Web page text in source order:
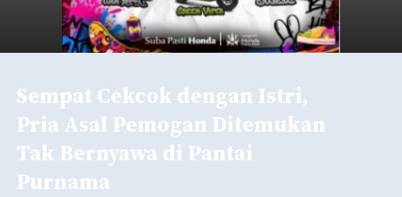
Sempat Cekcok dengan Istri,
Pria Asal Pemogan Ditemukan
Tak Bernyawa di Pantai
Purnama